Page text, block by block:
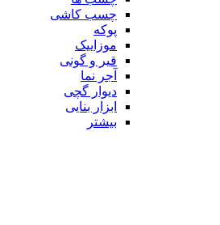
چسب کاشی
پوکه
موزاییک
قیر و گونی
آجر نما
دیوار گچی
ابزار بنایی
بیشتر